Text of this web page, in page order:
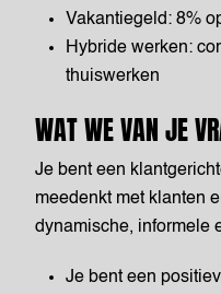
Vakantiegeld: 8%
Hybride werken:
thuiswerken
WAT WE VAN JE
Je bent een
meedenkt met klanten
dynamische, informele
Je bent een